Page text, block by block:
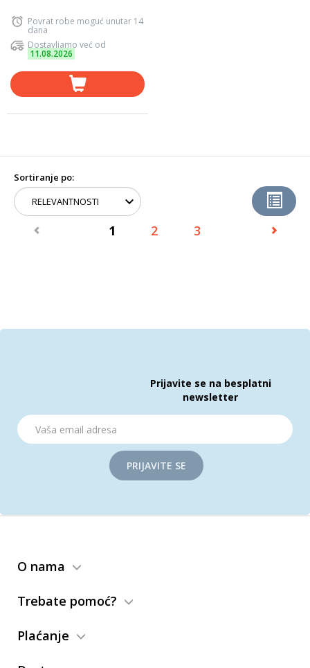
Povrat robe moguć unutar 14
dana
Dostavljamo već od
11.08.2026
Sortiranje po:
1 2 3
Prijavite se na besplatni
newsletter
PRIJAVITE SE
O nama
Trebate pomoć?
Plaćanje